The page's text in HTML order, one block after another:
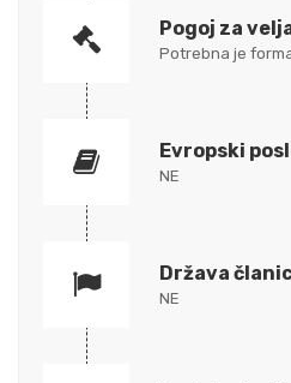
Pogoj za
Potrebna je
Evropski
NE
Država
NE